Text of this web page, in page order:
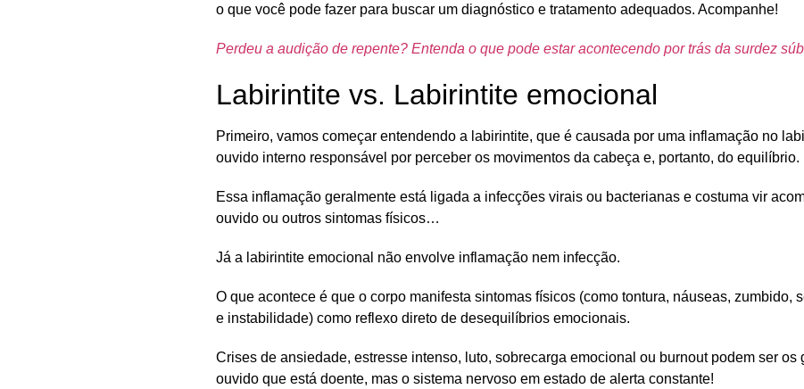
o que você pode fazer para buscar um diagnóstico e tratamento adequados. Acompanhe!
Perdeu a audição de repente? Entenda o que pode estar acontecendo por trás da surdez
Labirintite vs. Labirintite emocional
Primeiro, vamos começar entendendo a labirintite, que é causada por uma inflamação no
ouvido interno responsável por perceber os movimentos da cabeça e, portanto, do equilíbrio.
Essa inflamação geralmente está ligada a infecções viraisou bacterianas e costuma vir
ouvido ou outros sintomas físicos…
Já a labirintite emocional não envolve inflamação nem infecção.
O que acontece é que o corpo manifesta sintomas físicos (como tontura, náuseas, zumbido,
e instabilidade) como reflexo direto de desequilíbrios emocionais.
Crises de ansiedade, estresse intenso, luto, sobrecarga emocional ou burnout podem ser os
ouvido que está doente, mas o sistema nervoso em estado de alerta constante!